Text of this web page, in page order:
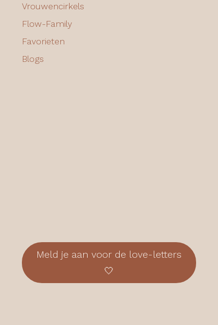
Vrouwencirkels
Flow-Family
Favorieten
Blogs
Meld je aan voor de love-letters
🤍